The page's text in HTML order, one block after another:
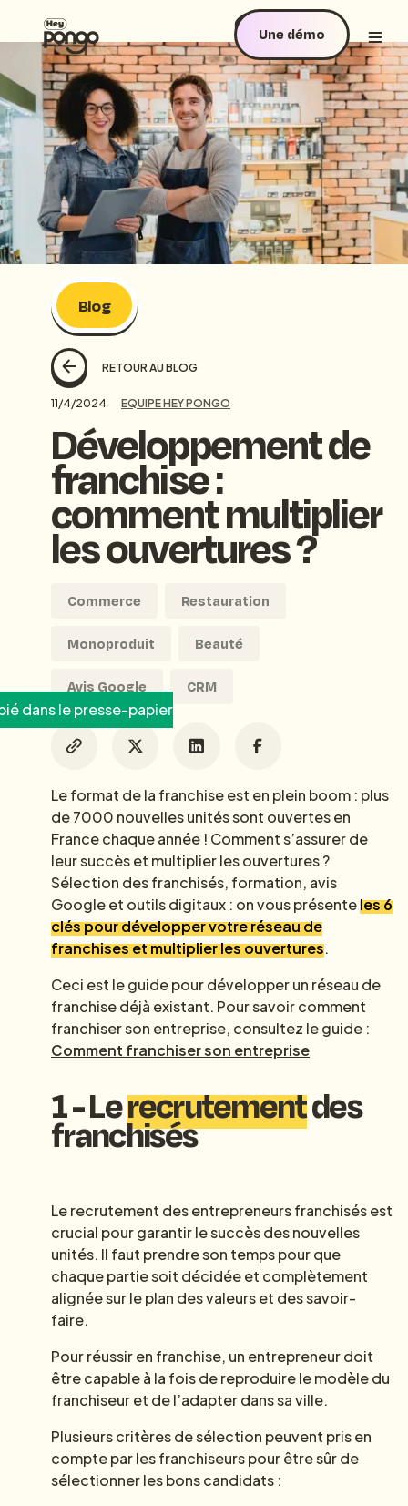
Une démo
Blog
RETOUR AU BLOG
11/4/2024 EQUIPE HEY PONGO
Développement de
franchise :
comment multiplier
les ouvertures ?
Commerce Restauration
Monoproduit Beauté
Avis Google
CRM
dans le presse-papier
Le format de la franchise est en plein boom : plus
de 7000 nouvelles unités sont ouvertes en
France chaque année ! Comment s’assurer de
leur succès et multiplier les ouvertures ?
Sélection des franchisés, formation, avis
Google et outils digitaux : on vous présenteles 6
clés pour développer votre réseau de
franchises et multiplier les ouvertures.
Ceci est le guide pour développer un réseau de
franchise déjà existant. Pour savoir comment
franchiser son entreprise, consultez le guide :
Comment franchiser son entreprise
1 - Lerecrutementdes
franchisés
Le recrutement des entrepreneurs franchisés est
crucial pour garantir le succès des nouvelles
unités. Il faut prendre son temps pour que
chaque partie soit décidée et complètement
alignée sur le plan des valeurs et des savoir-
faire.
Pour réussir en franchise, un entrepreneur doit
être capable à la fois de reproduire le modèle du
franchiseur et de l’adapter dans sa ville.
Plusieurs critères de sélection peuvent pris en
compte par les franchiseurs pour être sûr de
sélectionner les bons candidats :